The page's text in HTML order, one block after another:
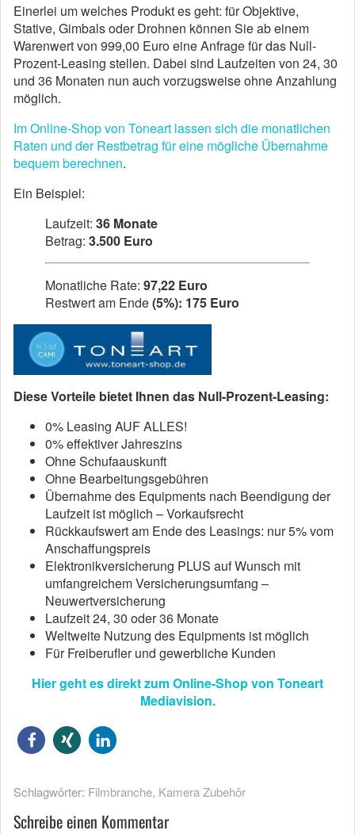
Einerlei um welches Produkt es geht: für Objektive,
Stative, Gimbals oder Drohnen können Sie ab einem
Warenwert von 999,00 Euro eine Anfrage für das Null-
Prozent-Leasing stellen. Dabei sind Laufzeiten von 24, 30
und 36 Monaten nun auch vorzugsweise ohne Anzahlung
möglich.
Im Online-Shop von Toneart lassen sich die monatlichen
Raten und der Restbetrag für eine mögliche Übernahme
bequem berechnen.
Ein Beispiel:
Laufzeit: 36 Monate
Betrag: 3.500 Euro
Monatliche Rate: 97,22 Euro
Restwert am Ende(5%): 175 Euro
Diese Vorteile bietet Ihnen das Null-Prozent-Leasing:
0% Leasing AUF ALLES!
0% effektiver Jahreszins
Ohne Schufaauskunft
Ohne Bearbeitungsgebühren
Übernahme des Equipments nach Beendigung der
Laufzeit ist möglich – Vorkaufsrecht
Rückkaufswert am Ende des Leasings: nur 5% vom
Anschaffungspreis
Elektronikversicherung PLUS auf Wunsch mit
umfangreichem Versicherungsumfang –
Neuwertversicherung
Laufzeit 24, 30 oder 36 Monate
Weltweite Nutzung des Equipments ist möglich
Für Freiberufler und gewerbliche Kunden
Hier geht es direkt zum Online-Shop von Toneart
Mediavision.
Schlagwörter: Filmbranche, Kamera Zubehör
Schreibe einen Kommentar